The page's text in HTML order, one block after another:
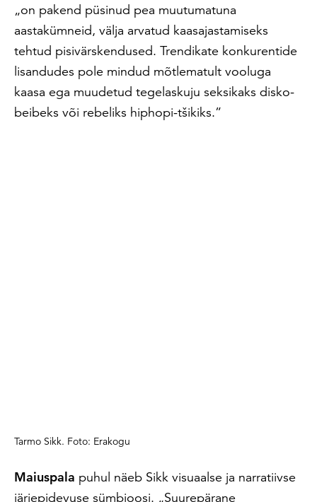
„on pakend püsinud pea muutumatuna
aastakümneid, välja arvatud kaasajastamiseks
tehtud pisivärskendused. Trendikate konkurentide
lisandudes pole mindud mõtlematult vooluga
kaasa ega muudetud tegelaskuju seksikaks disko-
beibeks või rebeliks hiphopi-tšikiks.”
Tarmo Sikk. Foto: Erakogu
Maiuspala puhul näeb Sikk visuaalse ja narratiivse
järjepidevuse sümbioosi. „Suurepärane